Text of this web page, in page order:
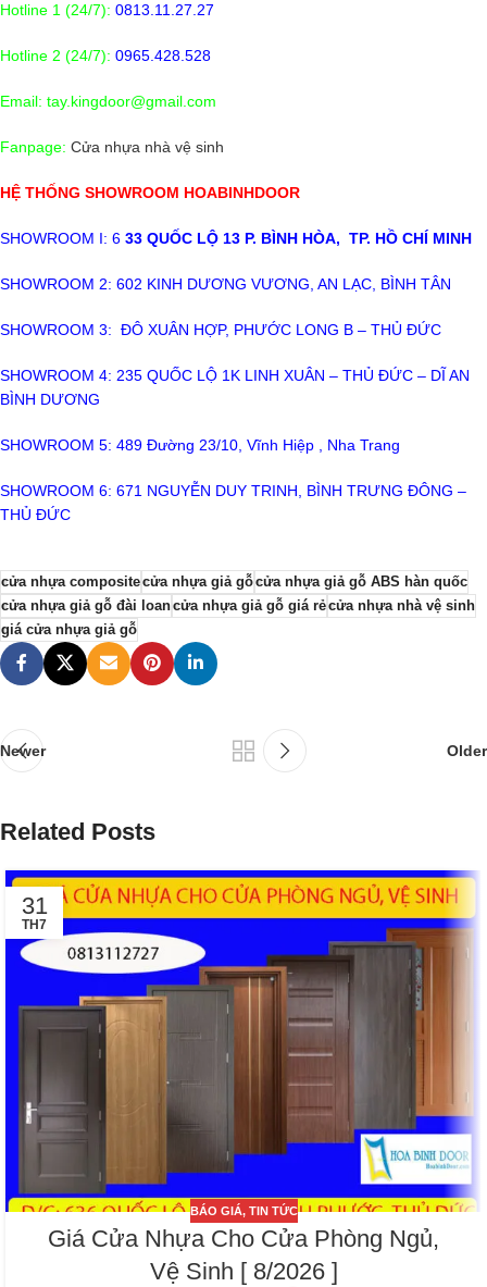
Hotline 1 (24/7): 0813.11.27.27
Hotline 2 (24/7): 0965.428.528
Email: tay.kingdoor@gmail.com
Fanpage: Cửa nhựa nhà vệ sinh
HỆ THỐNG SHOWROOM HOABINHDOOR
SHOWROOM I: 6 33 QUỐC LỘ 13 P. BÌNH HÒA, TP. HỒ CHÍ MINH
SHOWROOM 2: 602 KINH DƯƠNG VƯƠNG, AN LẠC, BÌNH TÂN
SHOWROOM 3: ĐÔ XUÂN HỢP, PHƯỚC LONG B – THỦ ĐỨC
SHOWROOM 4: 235 QUỐC LỘ 1K LINH XUÂN – THỦ ĐỨC – DĨ AN
BÌNH DƯƠNG
SHOWROOM 5: 489 Đường 23/10, Vĩnh Hiệp , Nha Trang
SHOWROOM 6: 671 NGUYỄN DUY TRINH, BÌNH TRƯNG ĐÔNG –
THỦ ĐỨC
cửa nhựa compositecửa nhựa giả gỗcửa nhựa giả gỗ ABS hàn quốc
cửa nhựa giả gỗ đài loancửa nhựa giả gỗ giá rẻcửa nhựa nhà vệ sinh
giá cửa nhựa giả gỗ
Newer Older
Related Posts
31
TH7
BÁO GIÁ, TIN TỨC
Giá Cửa Nhựa Cho Cửa Phòng Ngủ,
Vệ Sinh [ 8/2026 ]